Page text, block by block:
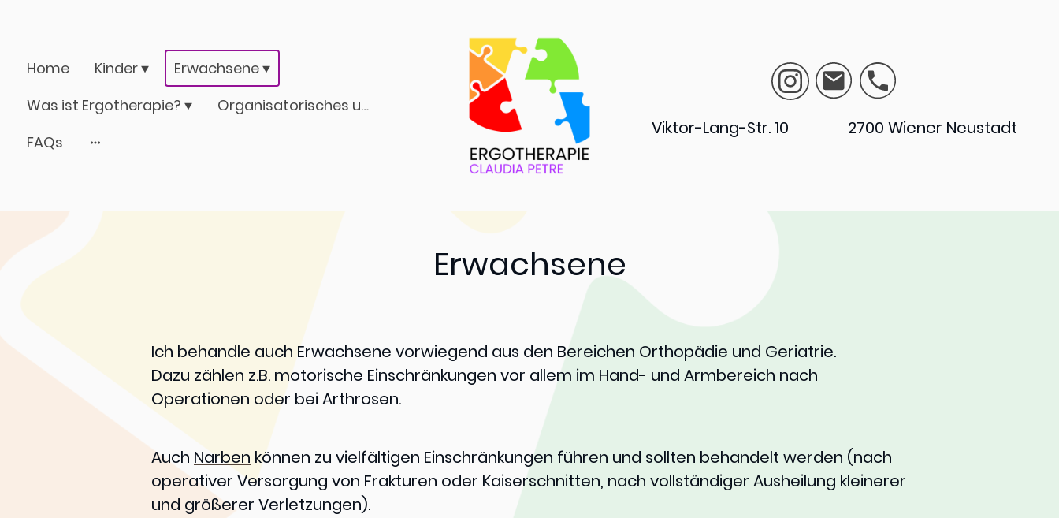
Home Kinder
Erwachsene
Was ist Ergotherapie?
Organisatorisches und Kosten
FAQs
Viktor-Lang-Str. 10 2700 Wiener Neustadt
Erwachsene
Ich behandle auch Erwachsene vorwiegend aus den Bereichen Orthopädie und Geriatrie.
Dazu zählen z.B. motorische Einschränkungen vor allem im Hand- und Armbereich nach
Operationen oder bei Arthrosen.
Auch Narben können zu vielfältigen Einschränkungen führen und sollten behandelt werden (nach
operativer Versorgung von Frakturen oder Kaiserschnitten, nach vollständiger Ausheilung kleinerer
und größerer Verletzungen).